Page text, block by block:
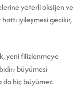
yeterli oksijen ve
hattı iyileşmesi gecikir,
yeni filizlenmeye
büyümesi
da hiç büyümez.